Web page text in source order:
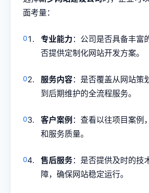
面考量：
专业能力 ：公司是否具备丰富
否提供定制化网站开发方案。
服务内容：是否覆盖从网站策
到后期维护的全流程服务。
客户案例 ：查看以往项目案例
和服务质量。
售后服务：是否提供及时的技
障，确保网站稳定运行。